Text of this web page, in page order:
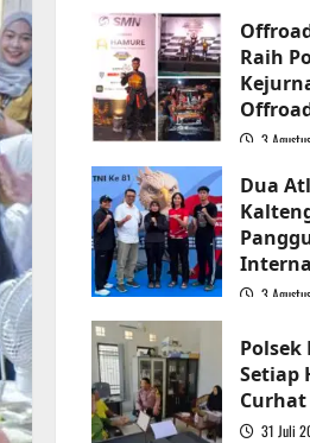
Raih
3
Dua
3
Setiap
Curhat
31 Juli